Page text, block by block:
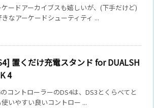
ケードアーカイブスも嬉しいが、(下手だけど)
なアーケードシューティティ ...
置くだけ充電スタンド for DUALSH
4
コントローラーのDS4は、DS3とくらべてと
使いやすい良いコントロー ...